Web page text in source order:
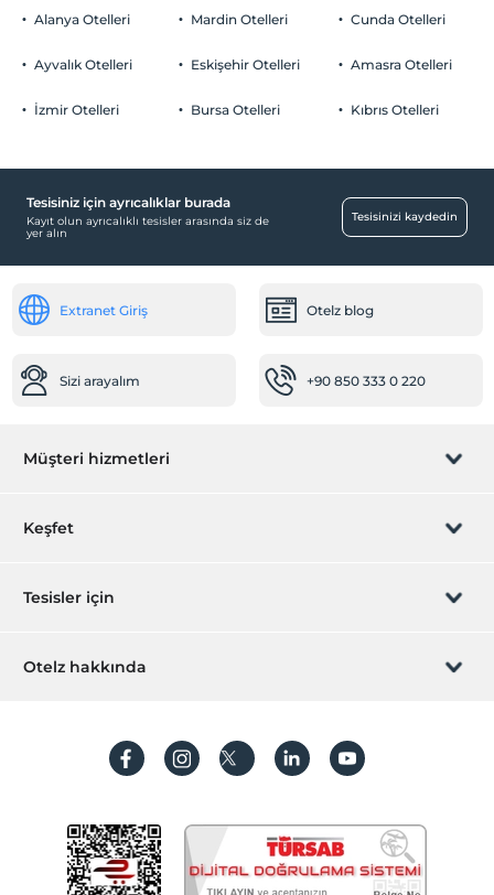
Alanya Otelleri
Ayvalık Otelleri
İzmir Otelleri
Mardin Otelleri
Eskişehir Otelleri
Bursa Otelleri
Cunda Otelleri
Amasra Otelleri
Kıbrıs Otelleri
Tesisiniz için ayrıcalıklar burada
Kayıt olun ayrıcalıklı tesisler arasında siz de
yer alın
Tesisinizi kaydedin
Extranet Giriş Otelz blog
Sizi arayalım +90 850 333 0 220
Müşteri hizmetleri
Rezervasyon yönet
Sıkça sorulan sorular
İşlem rehberi
Keşfet
Hediye Kart
Hesap oluştur
Tesisler için
Hemen tesisinizi ekleyin
Otelz hakkında
Koşullar ve şartlar